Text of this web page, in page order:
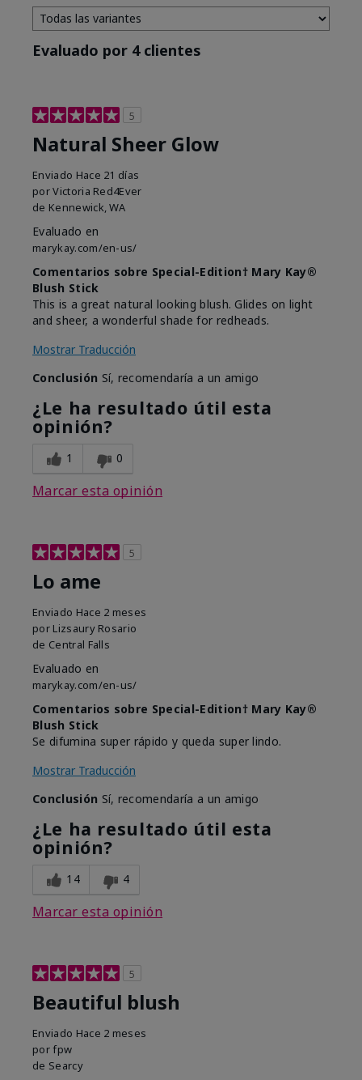
Evaluado por 4 clientes
5
Natural Sheer Glow
Enviado Hace 21 días
porVictoria Red4Ever
de Kennewick, WA
Evaluado en
marykay.com/en-us/
Comentarios sobre Special-Edition† Mary Kay®
Blush Stick
This is a great natural looking blush. Glides on light
and sheer, a wonderful shade for redheads.
Mostrar Traducción
Conclusión Sí, recomendaría a un amigo
¿Le ha resultado útil esta
opinión?
1 0
Marcar esta opinión
5
Lo ame
Enviado Hace 2 meses
por Lizsaury Rosario
de Central Falls
Evaluado en
marykay.com/en-us/
Comentarios sobre Special-Edition† Mary Kay®
Blush Stick
Se difumina super rápido y queda super lindo.
Mostrar Traducción
Conclusión Sí, recomendaría a un amigo
¿Le ha resultado útil esta
opinión?
14 4
Marcar esta opinión
5
Beautiful blush
Enviado Hace 2 meses
porfpw
de Searcy